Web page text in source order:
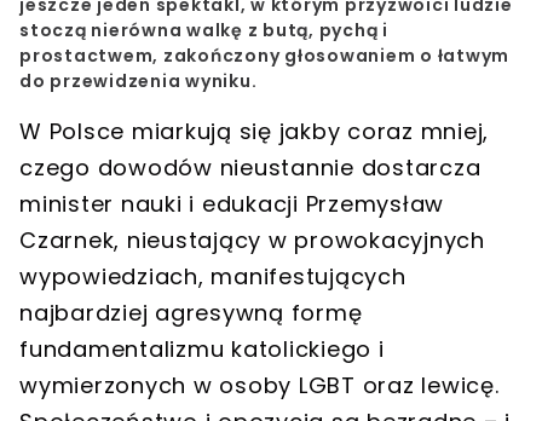
stoczą nierówna walkę z butą, pychą i
prostactwem, zakończony głosowaniem o łatwym
do przewidzenia wyniku.
W Polsce miarkują się jakby coraz mniej,
czego dowodów nieustannie dostarcza
minister nauki i edukacji Przemysław
Czarnek, nieustający w prowokacyjnych
wypowiedziach, manifestujących
najbardziej agresywną formę
fundamentalizmu katolickiego i
wymierzonych w osoby LGBT oraz lewicę.